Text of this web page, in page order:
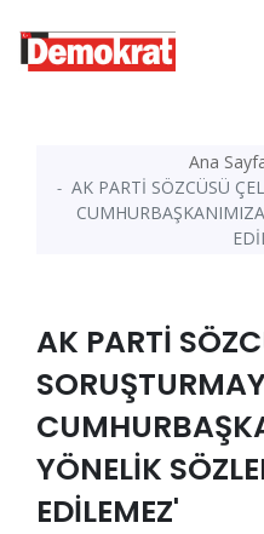
Ana
AK PARTİ SÖZCÜSÜ
AK PARTİ
YÖNELİK
EDİLEMEZ'